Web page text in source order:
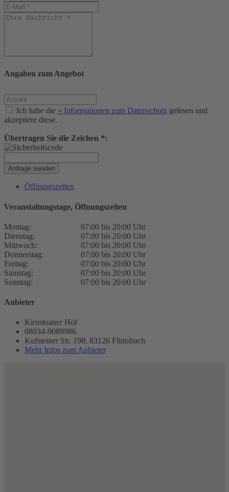
Angaben zum Angebot
Ich habe die » Informationen zum Datenschutz gelesen und
akzeptiere diese.
Übertragen Sie die Zeichen *:
Anfrage senden
Öffnungszeiten
Veranstaltungstage, Öffnungszeiten
Montag:
07:00 bis 20:00 Uhr
Dienstag:
07:00 bis 20:00 Uhr
Mittwoch:
07:00 bis 20:00 Uhr
Donnerstag:
07:00 bis 20:00 Uhr
Freitag:
07:00 bis 20:00 Uhr
Samstag:
07:00 bis 20:00 Uhr
Sonntag:
07:00 bis 20:00 Uhr
Anbieter
Kirnstoaner Hof
08034-9089986
Kufsteiner Str. 198, 83126 Flintsbach
Mehr Infos zum Anbieter